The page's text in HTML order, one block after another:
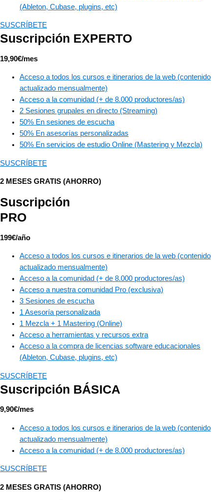
(Ableton, Cubase, plugins, etc)​
SUSCRÍBETE
Suscripción EXPERTO
19,90€/mes
Acceso a todos los cursos e itinerarios de la web (contenido
actualizado mensualmente)
Acceso a la comunidad (+ de 8.000 productores/as)
2 Sesiones grupales en directo (Streaming)​
50% En sesiones de escucha
50% En asesorías personalizadas
50% En servicios de estudio Online (Mastering y Mezcla)
SUSCRÍBETE
2 MESES GRATIS (AHORRO)
Suscripción
PRO
199€/año
Acceso a todos los cursos e itinerarios de la web (contenido
actualizado mensualmente)
Acceso a la comunidad (+ de 8.000 productores/as)
Acceso a nuestra comunidad Pro (exclusiva)
3 Sesiones de escucha
1 Asesoría personalizada​
1 Mezcla + 1 Mastering (Online)​
Acceso a herramientas y recursos extra​
Acceso a la compra de licencias software educacionales
(Ableton, Cubase, plugins, etc)
SUSCRÍBETE
Suscripción BÁSICA
9,90€/mes
Acceso a todos los cursos e itinerarios de la web (contenido
actualizado mensualmente)
Acceso a la comunidad (+ de 8.000 productores/as)
SUSCRÍBETE
2 MESES GRATIS (AHORRO)